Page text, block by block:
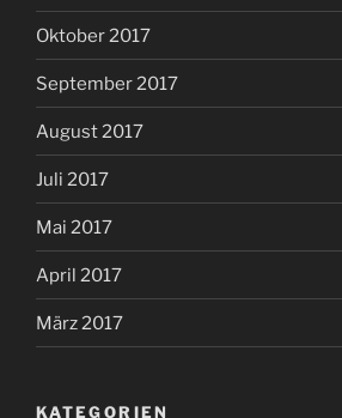
Oktober 2017
September 2017
August 2017
Juli 2017
Mai 2017
April 2017
März 2017
KATEGORIEN